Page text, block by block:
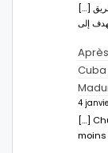
[…] الإعلان عن طريق Ahmed Abdel-Latifسفير مصر بالرباط.
4
[…]
moins